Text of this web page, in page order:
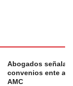
Abogados
convenios ente
AMC